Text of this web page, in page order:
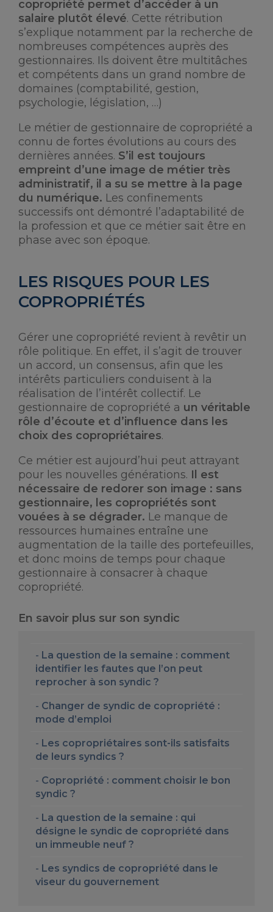
copropriété permet d’accéder à un
salaire plutôt élevé. Cette rétribution
s’explique notamment par la recherche de
nombreuses compétences auprès des
gestionnaires. Ils doivent être multitâches
et compétents dans un grand nombre de
domaines (comptabilité, gestion,
psychologie, législation, …)
Le métier de gestionnaire de copropriété a
connu de fortes évolutions au cours des
dernières années. S’il est toujours
empreint d’une image de métier très
administratif, il a su se mettre à la page
du numérique. Les confinements
successifs ont démontré l’adaptabilité de
la profession et que ce métier sait être en
phase avec son époque.
LES RISQUES POUR LES
COPROPRIÉTÉS
Gérer une copropriété revient à revêtir un
rôle politique. En effet, il s’agit de trouver
un accord, un consensus, afin que les
intérêts particuliers conduisent à la
réalisation de l’intérêt collectif. Le
gestionnaire de copropriété a un véritable
rôle d’écoute et d’influence dans les
choix des copropriétaires.
Ce métier est aujourd’hui peut attrayant
pour les nouvelles générations. Il est
nécessaire de redorer son image : sans
gestionnaire, les copropriétés sont
vouées à se dégrader. Le manque de
ressources humaines entraîne une
augmentation de la taille des portefeuilles,
et donc moins de temps pour chaque
gestionnaire à consacrer à chaque
copropriété.
En savoir plus sur son syndic
La question de la semaine : comment
identifier les fautes que l’on peut
reprocher à son syndic ?
Changer de syndic de copropriété :
mode d’emploi
Les copropriétaires sont-ils satisfaits
de leurs syndics ?
Copropriété : comment choisir le bon
syndic ?
La question de la semaine : qui
désigne le syndic de copropriété dans
un immeuble neuf ?
Les syndics de copropriété dans le
viseur du gouvernement